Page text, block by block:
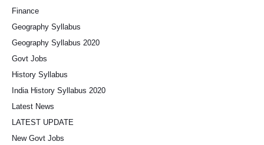
Finance
Geography Syllabus
Geography Syllabus 2020
Govt Jobs
History Syllabus
India History Syllabus 2020
Latest News
LATEST UPDATE
New Govt Jobs